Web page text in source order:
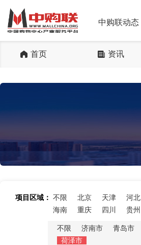
中购联动态
首页 资讯
项目区域： 不限 北京 天津 河北
海南
重庆 四川 贵州
不限 济南市 青岛市
荷泽市